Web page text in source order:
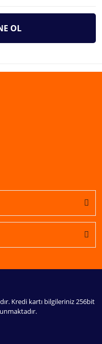
OL
Kredi kartı bilgileriniz 256bit